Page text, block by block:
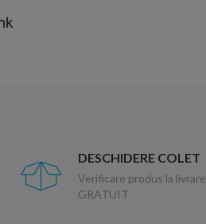
DESCHIDERE COLET
Verificare produs la livrare
GRATUIT